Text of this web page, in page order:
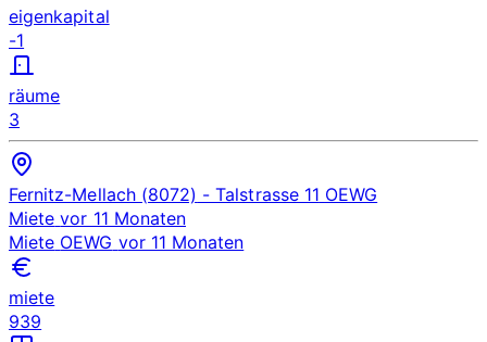
eigenkapital
-1
räume
3
Fernitz-Mellach (8072) - Talstrasse 11 OEWG
Miete vor 11 Monaten
Miete OEWG vor 11 Monaten
miete
939